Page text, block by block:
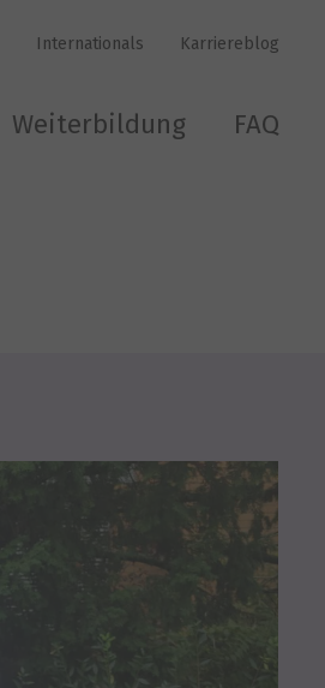
Internationals Karriereblog
Weiterbildung FAQ